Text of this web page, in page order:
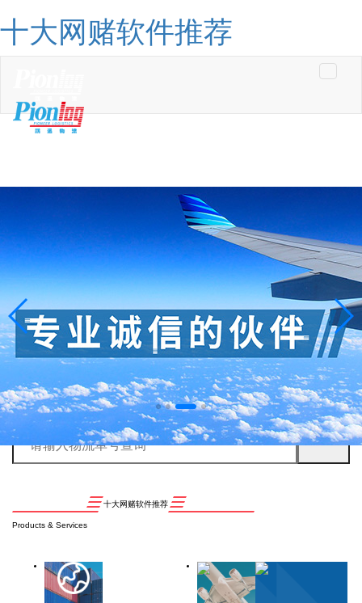
十大网赌软件推荐
十大网赌软件推荐
Products & Services